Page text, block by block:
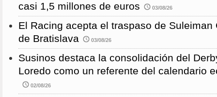
casi 1,5 millones de euros
03/08/26
El Racing acepta el traspaso de Suleiman
de Bratislava
03/08/26
Susinos destaca la consolidación del
Loredo como un referente del calendario
02/08/26